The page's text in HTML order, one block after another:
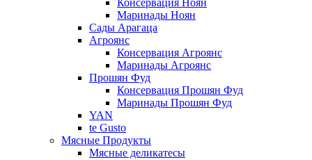
Консервация Ноян
Маринады Ноян
Сады Арагаца
Агроянс
Консервация Агроянс
Маринады Агроянс
Прошян Фуд
Консервация Прошян Фуд
Маринады Прошян Фуд
YAN
te Gusto
Мясные Продукты
Мясные деликатесы